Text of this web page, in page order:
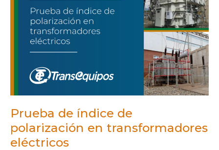
Prueba de índice de
polarización en transformadores
eléctricos
ELÉCTRICOS